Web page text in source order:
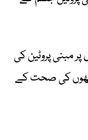
مبنی پروٹین کی
کی صحت کے